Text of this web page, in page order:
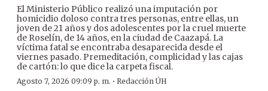
El Ministerio Público realizó una imputación por
homicidio doloso contra tres personas, entre ellas, un
joven de 21 años y dos adolescentes por la cruel muerte
de Roselín, de 14 años, en la ciudad de Caazapá. La
víctima fatal se encontraba desaparecida desde el
viernes pasado. Premeditación, complicidad y las cajas
de cartón: lo que dice la carpeta fiscal.
Agosto 7, 2026 09:09 p. m. · Redacción ÚH